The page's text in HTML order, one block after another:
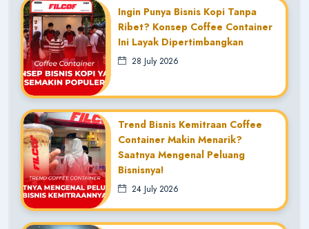
Ingin Punya Bisnis Kopi Tanpa
Ribet? Konsep Coffee Container
Ini Layak Dipertimbangkan
28 July 2026
Trend Bisnis Kemitraan Coffee
Container Makin Menarik?
Saatnya Mengenal Peluang
Bisnisnya!
24 July 2026